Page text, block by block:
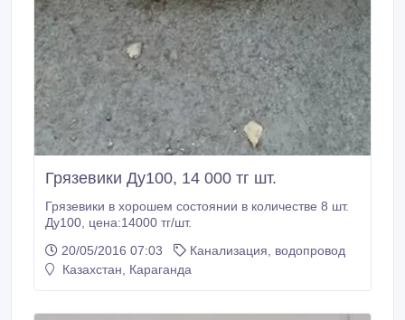
Грязевики Ду100, 14 000 тг шт.
Грязевики в хорошем состоянии в количестве 8 шт.
Ду100, цена:14000 тг/шт.
20/05/2016 07:03
Канализация, водопровод
Казахстан, Караганда